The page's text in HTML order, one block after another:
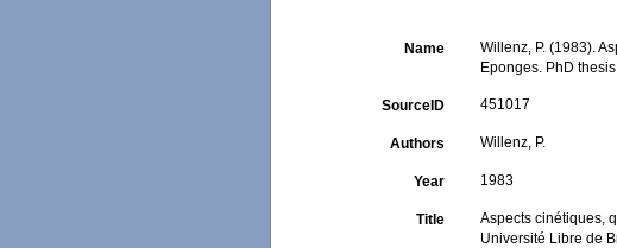
Name
Willenz, P. (1983).
Eponges. PhD
SourceID 451017
Authors Willenz, P.
Year 1983
Title
Aspects cinétiques,
Université Libre de